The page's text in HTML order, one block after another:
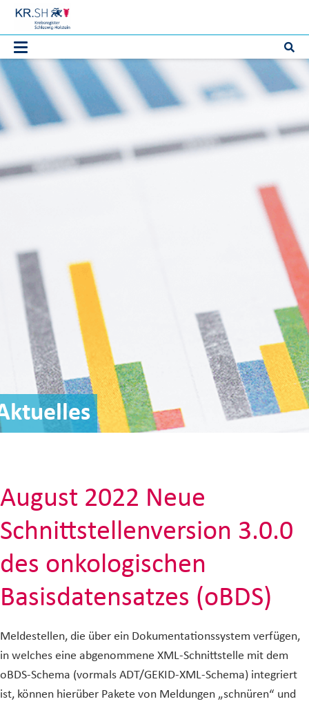
August 2022 Neue
Schnittstellenversion 3.0.0
des onkologischen
Basisdatensatzes (oBDS)
Meldestellen, die über ein Dokumentationssystem verfügen,
in welches eine abgenommene XML-Schnittstelle mit dem
oBDS-Schema (vormals ADT/GEKID-XML-Schema) integriert
ist, können hierüber Pakete von Meldungen „schnüren“ und